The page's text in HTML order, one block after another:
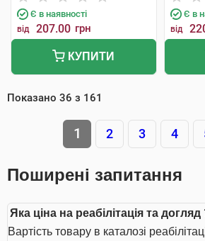
Є в наявності
від 207.00 грн
КУПИТИ
Є в
від
Показано 36 з 161
1 2 3 4
Поширені запитання
Яка ціна на реабілітація та догляд
Вартість товару в каталозі